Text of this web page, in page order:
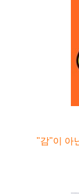
"감"이 아